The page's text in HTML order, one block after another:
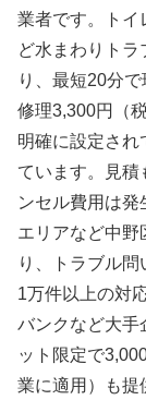
業者です。トイ
ど水まわりト
り、最短20分
修理3,300円（
明確に設定され
ています。見積
ンセル費用は
エリアなど中野
り、トラブル
1万件以上の対
バンクなど大手
ット限定で
業に適用）も提